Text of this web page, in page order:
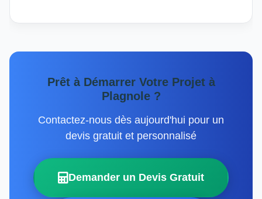
Prêt à Démarrer Votre Projet à
Plagnole ?
Contactez-nous dès aujourd'hui pour un
devis gratuit et personnalisé
Demander un Devis Gratuit